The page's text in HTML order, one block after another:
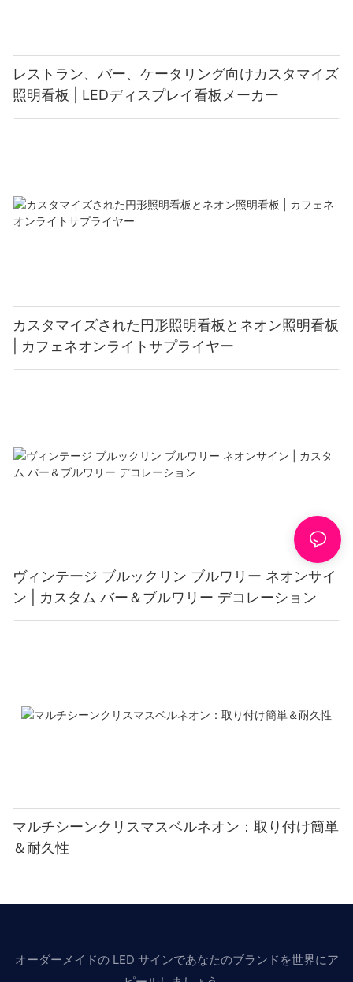
レストラン、バー、ケータリング向けカスタマイズ
照明看板 | LEDディスプレイ看板メーカー
カスタマイズされた円形照明看板とネオン照明看板
| カフェネオンライトサプライヤー
ヴィンテージ ブルックリン ブルワリー ネオンサイ
ン | カスタム バー＆ブルワリー デコレーション
マルチシーンクリスマスベルネオン：取り付け簡単
＆耐久性
オーダーメイドの LED サインであなたのブランドを世界にア